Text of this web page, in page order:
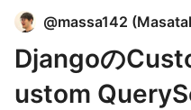
@massa142 (
Djangoの
ustom